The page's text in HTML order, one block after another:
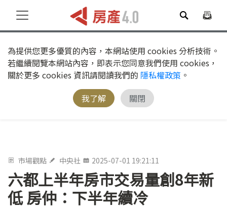
為提供您更多優質的內容，本網站使用 cookies 分析技術。
若繼續閱覽本網站內容，即表示您同意我們使用 cookies，
關於更多 cookies 資訊請閱讀我們的 隱私權政策 。
我了解
關閉
市場觀點 中央社 2025-07-01 19:21:11
六都上半年房市交易量創8年新
低 房仲：下半年續冷